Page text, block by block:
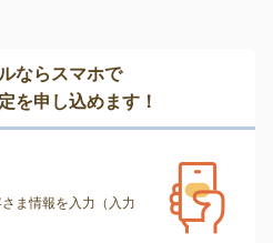
ならスマホで
を申し込めます！
ま情報を入力（入力